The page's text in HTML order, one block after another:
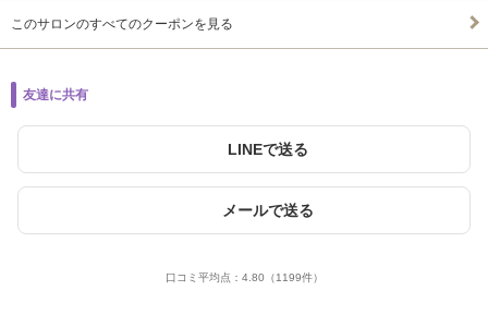
このサロンのすべてのクーポンを見る
友達に共有
LINEで送る
メールで送る
口コミ平均点： 4.80 （1199件）